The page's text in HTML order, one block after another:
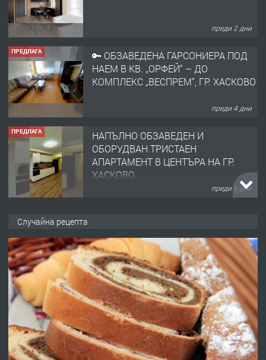
преди 2 дни
ПРЕДЛАГА
🔑 ОБЗАВЕДЕНА ГАРСОНИЕРА ПОД
НАЕМ В КВ. „ОРФЕЙ“ – ДО
КОМПЛЕКС „ВЕСПРЕМ“, ГР. ХАСКОВО
преди 4 дни
ПРЕДЛАГА
НАПЪЛНО ОБЗАВЕДЕН И
ОБОРУДВАН ТРИСТАЕН
АПАРТАМЕНТ В ЦЕНТЪРА НА ГР.
ХАСКОВО
преди 5 дни
преди 5 дни
ПРЕДЛАГА
№4120 Магазин/Офис под наем в кв.
Любен Каравелов, Хасково-близо до
градската градина!
преди 5 дни
Случайна рецепта